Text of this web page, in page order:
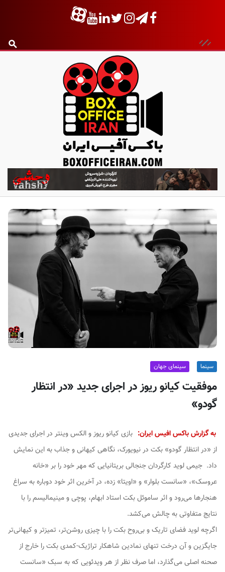
ب
ا
ک
س
آ
ف
ی
س
ا
ی
ر
سینما سینمای جهان
موفقیت کیانو ریوز در اجرای جدید «در انتظار
گودو»
به گزارش باکس افیس ایران: بازی کیانو ریوز و الکس وینتر در اجرای جدیدی
از «در انتظار گودو» بکت در نیویورک، نگاهی کیهانی و جذاب‌ به این نمایش
داد. جیمی لوید کارگردان جنجالی بریتانیایی که مهر خود را بر «خانه
عروسک»، «سانست بلوار» و «اویتا» زده، در آخرین اثر خود دوباره به سراغ
هنجارها می‌رود و اثر ساموئل بکت استاد ابهام، پوچی و مینیمالیسم را با
نتایج متفاوتی به چالش می‌کشد.
اگرچه لوید فضای تاریک و بی‌روح بکت را با چیزی روشن‌تر، تمیزتر و کیهانی‌تر
جایگزین و آن درخت تنهای نمادین شاهکار تراژیک-کمدی بکت را خارج از
صحنه اصلی می‌گذارد، اما صرف نظر از هر ویدئویی که به سبک «سانست